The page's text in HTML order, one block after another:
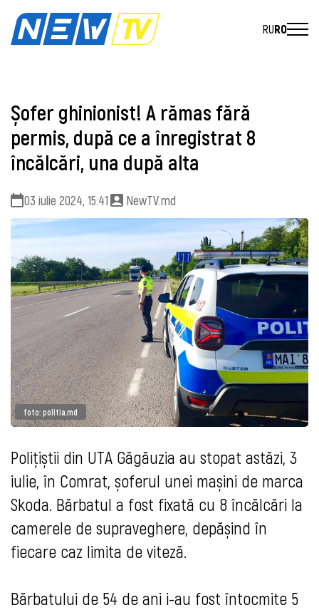
RURO
Șofer ghinionist! A rămas fără
permis, după ce a înregistrat 8
încălcări, una după alta
03 iulie 2024, 15:41 NewTV.md
foto: politia.md
Polițiștii din UTA Găgăuzia au stopat astăzi, 3
iulie, în Comrat, șoferul unei mașini de marca
Skoda. Bărbatul a fost fixată cu 8 încălcări la
camerele de supraveghere, depășind în
fiecare caz limita de viteză.
Bărbatului de 54 de ani i-au fost întocmite 5